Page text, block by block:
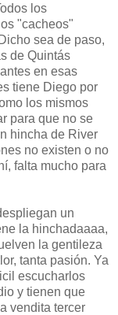
los
"cacheos"
sea de paso,
de Quintás
en esas
tiene Diego por
los mismos
para que no se
hincha de River
no existen o no
falta mucho para
un
la hinchadaaaa,
la gentileza
tanta pasión. Ya
escucharlos
y tienen que
vendita tercer